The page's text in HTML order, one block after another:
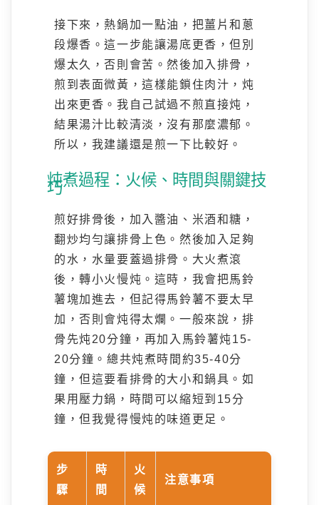
接下來，熱鍋加一點油，把薑片和蔥
段爆香。這一步能讓湯底更香，但別
爆太久，否則會苦。然後加入排骨，
煎到表面微黃，這樣能鎖住肉汁，炖
出來更香。我自己試過不煎直接炖，
結果湯汁比較清淡，沒有那麼濃郁。
所以，我建議還是煎一下比較好。
炖煮過程：火候、時間與關鍵技
巧
煎好排骨後，加入醬油、米酒和糖，
翻炒均勻讓排骨上色。然後加入足夠
的水，水量要蓋過排骨。大火煮滾
後，轉小火慢炖。這時，我會把馬鈴
薯塊加進去，但記得馬鈴薯不要太早
加，否則會炖得太爛。一般來說，排
骨先炖20分鐘，再加入馬鈴薯炖15-
20分鐘。總共炖煮時間約35-40分
鐘，但這要看排骨的大小和鍋具。如
果用壓力鍋，時間可以縮短到15分
鐘，但我覺得慢炖的味道更足。
步
驟
時
間
火
候
注意事項